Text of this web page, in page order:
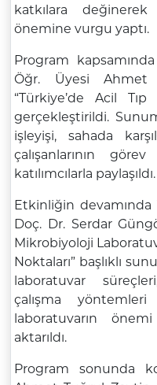
katkılara
önemine vurgu yaptı.
Program
Öğr. Üyesi Ahmet
“Türkiye’de Acil
gerçekleştirildi.
işleyişi, sahada
çalışanlarının
katılımcılarla paylaşıldı.
Etkinliğin
Doç. Dr. Serdar
Mikrobiyoloji
Noktaları” başlıklı
laboratuvar
çalışma
laboratuvarın
aktarıldı.
Program sonunda